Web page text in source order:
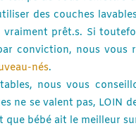
des couches
prêt.s. Si
conviction, nous vous
nés.
nous vous
ne se valent pas, LOIN
bébé ait le meilleur